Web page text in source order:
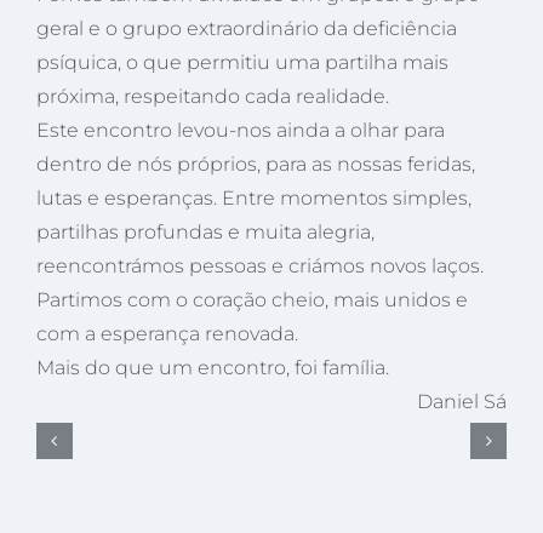
geral e o grupo extraordinário da deficiência
psíquica, o que permitiu uma partilha mais
próxima, respeitando cada realidade.
Este encontro levou-nos ainda a olhar para
dentro de nós próprios, para as nossas feridas,
lutas e esperanças. Entre momentos simples,
partilhas profundas e muita alegria,
reencontrámos pessoas e criámos novos laços.
Partimos com o coração cheio, mais unidos e
com a esperança renovada.
Mais do que um encontro, foi família.
Daniel Sá